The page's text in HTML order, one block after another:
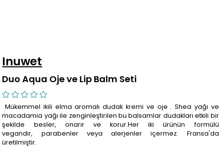
Inuwet
Duo Aqua Oje ve Lip Balm Seti
Mükemmel ikili elma aromalı dudak kremi ve oje . Shea yağı ve
macadamia yağı ile zenginleştirilen bu balsamlar dudakları etkili bir
şekilde besler, onarır ve korur.Her iki ürünün formülü
vegandır, parabenler veya alerjenler içermez. Fransa'da
üretilmiştir.